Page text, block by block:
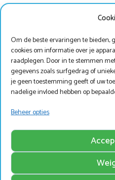
Om de beste ervaringen te bieden,
cookies om informatie over je
raadplegen. Door in te stemmen
gegevens zoals surfgedrag of
je geen toestemming geeft of uw
nadelige invloed hebben op
Beheer opties
Bungalowpark
Kamperen
Hotel Havezate
Faciliteiten